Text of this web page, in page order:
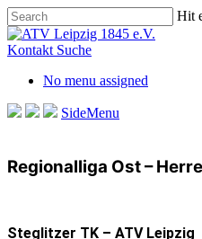
Skip
to
main
Hit
Close
Search
Kontakt Suche
No menu assigned
SideMenu
Regionalliga Ost –
Steglitzer TK – ATV Leipzig